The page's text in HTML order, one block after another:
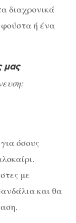
διαχρονικά
φούστα ή ένα
μας
όσους
με
και θα